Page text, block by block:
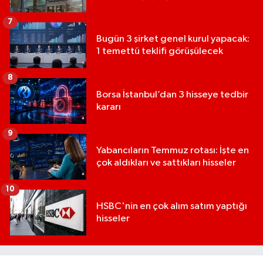
Bugün 3 şirket genel kurul yapacak:
1 temettü teklifi görüşülecek
7
Borsa İstanbul’dan 3 hisseye tedbir
kararı
8
Yabancıların Temmuz rotası: İşte en
çok aldıkları ve sattıkları hisseler
9
HSBC'nin en çok alım satım yaptığı
hisseler
10